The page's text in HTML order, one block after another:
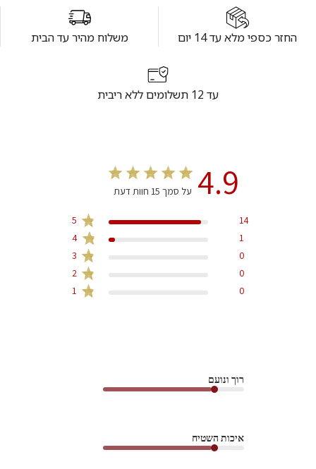
החזר כספי מלא עד 14 יום משלוח מהיר עד הבית
עד 12 תשלומים ללא ריבית
4.9 על סמך 15 חוות דעת
5
14
4
1
3
0
2
0
1
0
רוך ונועם
איכות השטיח